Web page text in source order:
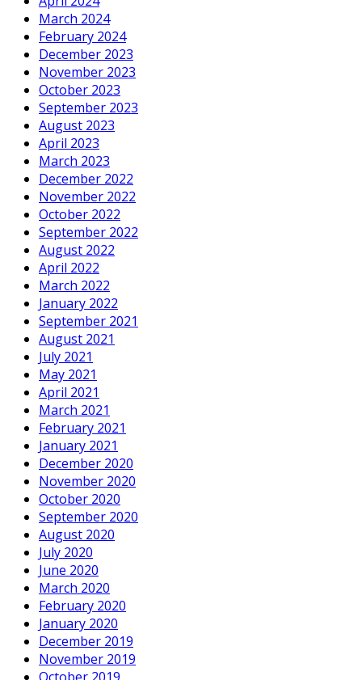
March 2024
February 2024
December 2023
November 2023
October 2023
September 2023
August 2023
April 2023
March 2023
December 2022
November 2022
October 2022
September 2022
August 2022
April 2022
March 2022
January 2022
September 2021
August 2021
July 2021
May 2021
April 2021
March 2021
February 2021
January 2021
December 2020
November 2020
October 2020
September 2020
August 2020
July 2020
June 2020
March 2020
February 2020
January 2020
December 2019
November 2019